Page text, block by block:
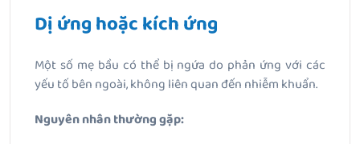
Dị ứng hoặc kích ứng
Một số mẹ bầu có thể bị ngứa do phản ứng với các
yếu tố bên ngoài, không liên quan đến nhiễm khuẩn.
Nguyên nhân thường gặp: